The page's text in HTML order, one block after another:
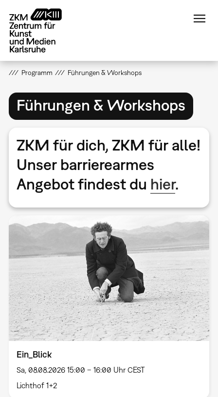
zum
Inhalt
Programm Führungen & Workshops
Führungen & Workshops
ZKM für dich, ZKM für alle!
Unserbarrierearmes
Angebotfindest du hier.
Ein_Blick
Sa, 08.08.2026 15:00 – 16:00 Uhr CEST
Lichthof 1+2